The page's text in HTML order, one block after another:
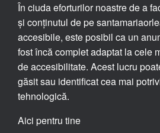
În ciuda eforturilor noastre de a
și conținutul de pe
accesibile, este posibil ca un
fost încă complet adaptat la cele
de accesibilitate. Acest lucru
găsit sau identificat cea mai
tehnologică.
Aici pentru tine